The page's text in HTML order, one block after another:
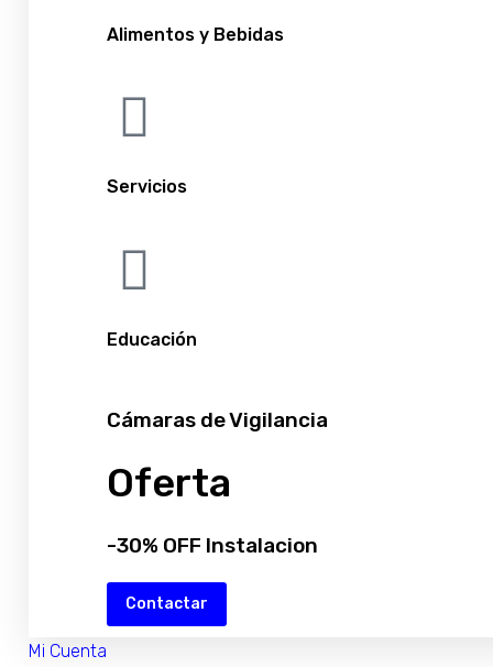
Alimentos y Bebidas
Servicios
Educación
Cámaras de Vigilancia
Oferta
-30% OFF Instalacion
Contactar
Mi Cuenta